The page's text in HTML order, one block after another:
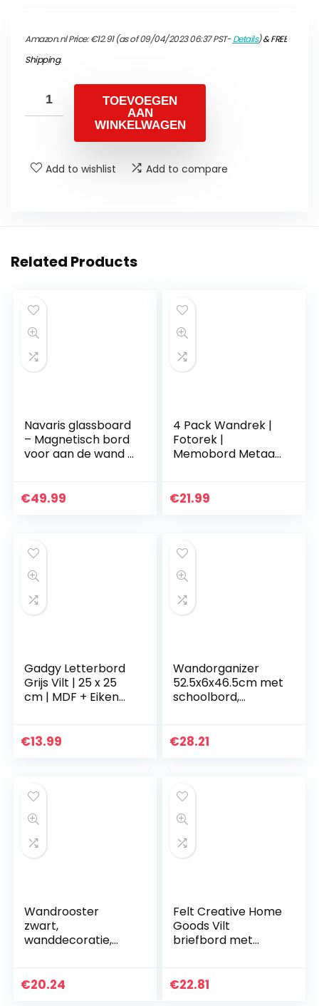
Amazon.nl Price:€12.91(as of 09/04/2023 06:37 PST-Details)&FREE
Shipping.
TOEVOEGEN
AAN
WINKELWAGEN
Add to wishlist Add to compare
Related Products
Navaris glassboard
– Magnetisch bord
voor aan de wand –
Magneetbord
€49.99
4 Pack Wandrek |
Fotorek |
Memobord Metaal
Fotolijst | Voor
€21.99
Gadgy Letterbord
Grijs Vilt | 25 x 25
cm | MDF + Eiken
Punaises | Inclusief…
€13.99
Wandorganizer
52.5x6x46.5cm met
schoolbord,
wandplank,
€28.21
Wandrooster
zwart,
wanddecoratie,
het-zelf ijzeren
€20.24
Felt Creative Home
Goods Vilt
briefbord met
vintage frame en
€22.81